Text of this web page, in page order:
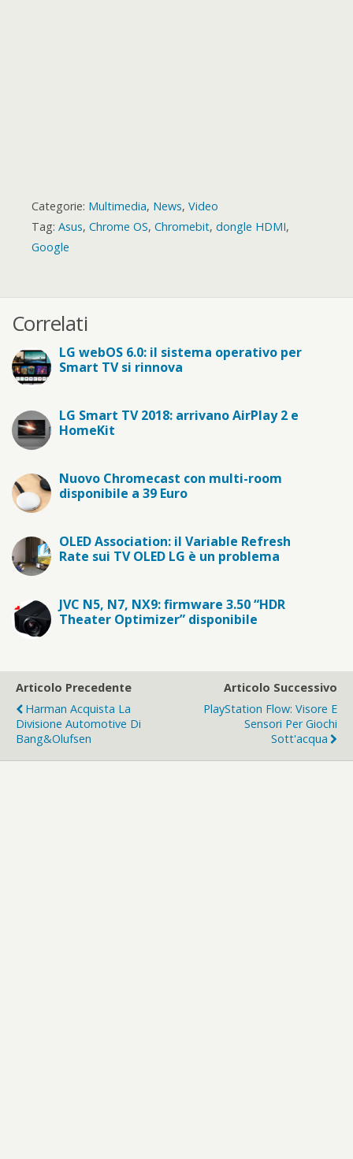
Categorie: Multimedia, News, Video
Tag: Asus, Chrome OS, Chromebit, dongle HDMI,
Google
Correlati
LG webOS 6.0: il sistema operativo per
Smart TV si rinnova
LG Smart TV 2018: arrivano AirPlay 2 e
HomeKit
Nuovo Chromecast con multi-room
disponibile a 39 Euro
OLED Association: il Variable Refresh
Rate sui TV OLED LG è un problema
JVC N5, N7, NX9: firmware 3.50 “HDR
Theater Optimizer” disponibile
Articolo Precedente
Harman Acquista La
Divisione Automotive Di
Bang&Olufsen
Articolo Successivo
PlayStation Flow: Visore E
Sensori Per Giochi
Sott'acqua